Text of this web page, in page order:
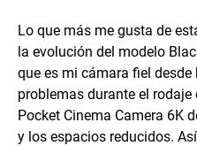
Lo que más me gusta de
la evolución del modelo
que es mi cámara fiel
problemas durante el
Pocket Cinema Camera 6K
y los espacios reducidos.